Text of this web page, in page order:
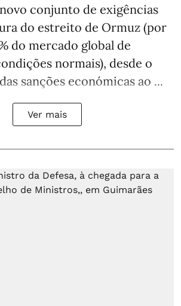
conjunto de exigências
do estreito de Ormuz (por
do mercado global de
normais), desde o
sanções económicas ao ...
Ver mais